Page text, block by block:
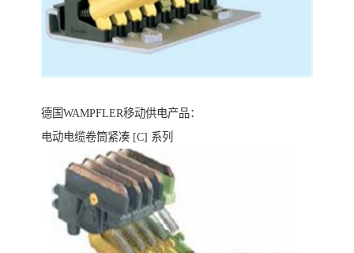
德国WAMPFLER移动供电产品：
电动电缆卷筒紧凑 [C] 系列